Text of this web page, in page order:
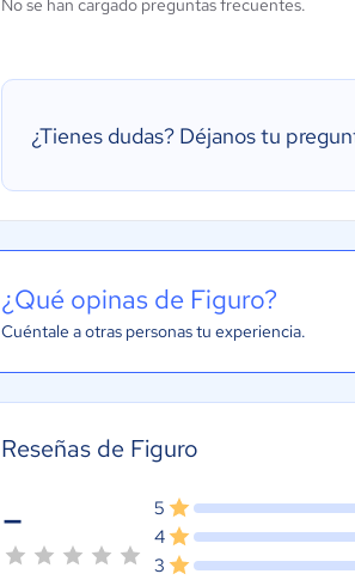
No se han cargado preguntas frecuentes.
¿Tienes dudas? Déjanos tu
¿Qué opinas de Figuro?
Cuéntale a otras personas tu experiencia.
Reseñas de Figuro
- 5
4
3